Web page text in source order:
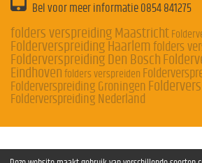
Bel voor meer informatie 0854 841275
folders verspreiding Maastricht
Folderverspreiding Haarlem folders
Folderverspreiding Den Bosch
Eindhoven folders verspreiden
Folderverspreiding Groningen
Folderverspreiding Nederland